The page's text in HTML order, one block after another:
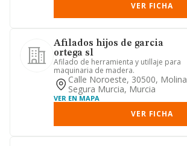
VER FICHA
Afilados hijos de garcia
ortega sl
Afilado de herramienta y utillaje para
maquinaria de madera.
Calle Noroeste, 30500, Molina
Segura Murcia, Murcia
VER EN MAPA
VER FICHA